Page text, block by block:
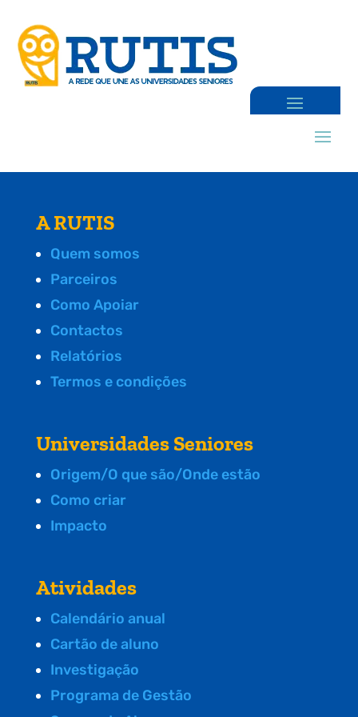
A RUTIS
Quem somos
Parceiros
Como Apoiar
Contactos
Relatórios
Termos e condições
Universidades Seniores
Origem/O que são/Onde estão
Como criar
Impacto
Atividades
Calendário anual
Cartão de aluno
Investigação
Programa de Gestão